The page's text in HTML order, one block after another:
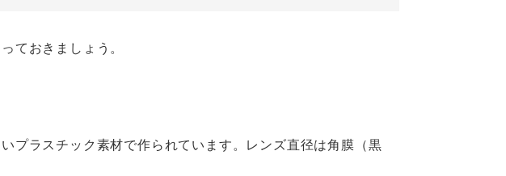
ておきましょう。
プラスチック素材で作られています。レンズ直径は角膜（黒